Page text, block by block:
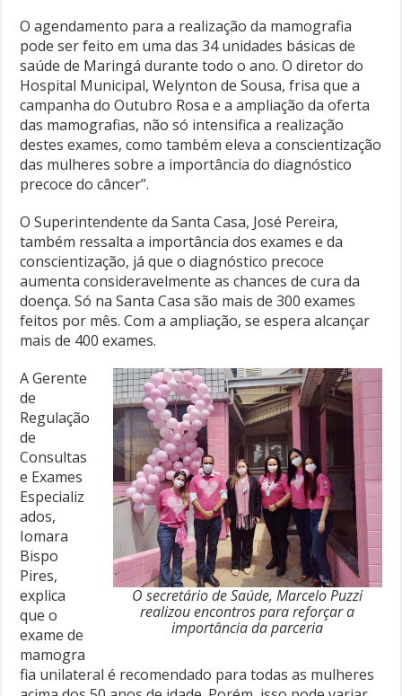
O agendamento para a realização da mamografia
pode ser feito em uma das 34 unidades básicas de
saúde de Maringá durante todo o ano. O diretor do
Hospital Municipal, Welynton de Sousa, frisa que a
campanha do Outubro Rosa e a ampliação da oferta
das mamografias, não só intensifica a realização
destes exames, como também eleva a conscientização
das mulheres sobre a importância do diagnóstico
precoce do câncer”.
O Superintendente da Santa Casa, José Pereira,
também ressalta a importância dos exames e da
conscientização, já que o diagnóstico precoce
aumenta consideravelmente as chances de cura da
doença. Só na Santa Casa são mais de 300 exames
feitos por mês. Com a ampliação, se espera alcançar
mais de 400 exames.
O secretário de Saúde, Marcelo Puzzi
realizou encontros para reforçar a
importância da parceria
A Gerente
de
Regulação
de
Consultas
e Exames
Especializ
ados,
Iomara
Bispo
Pires,
explica
que o
exame de
mamogra
fia unilateral é recomendado para todas as mulheres